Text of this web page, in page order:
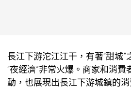
長江下游沱江江干，有著“甜城
“夜經濟”非常火爆。商家和消
動，也展現出長江下游城鎮的消